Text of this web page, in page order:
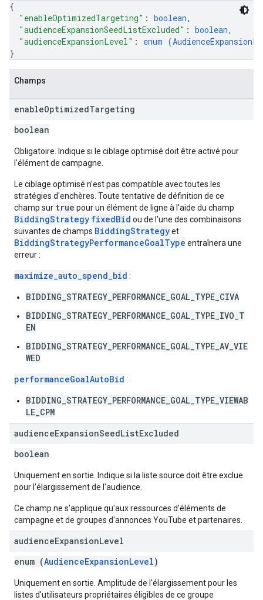
{
"enableOptimizedTargeting" : boolean,
"audienceExpansionSeedListExcluded" : boolean,
"audienceExpansionLevel" : enum (
}
Champs
enableOptimizedTargeting
boolean
Obligatoire. Indique si le ciblage optimisé doit être activé pour
l'élément de campagne.
Le ciblage optimisé n'est pas compatible avec toutes les
stratégies d'enchères. Toute tentative de définition de ce
champ sur true pour un élément de ligne à l'aide du champ
BiddingStrategy fixedBid ou de l'une des combinaisons
suivantes de champs BiddingStrategyet
BiddingStrategyPerformanceGoalType entraînera une
erreur :
maximize_auto_spend_bid :
BIDDING_STRATEGY_PERFORMANCE_GOAL_TYPE_CIVA
BIDDING_STRATEGY_PERFORMANCE_GOAL_TYPE_IVO_T
EN
BIDDING_STRATEGY_PERFORMANCE_GOAL_TYPE_AV_VIE
WED
performanceGoalAutoBid :
BIDDING_STRATEGY_PERFORMANCE_GOAL_TYPE_VIEWAB
LE_CPM
audienceExpansionSeedListExcluded
boolean
Uniquement en sortie. Indique si la liste source doit être exclue
pour l'élargissement de l'audience.
Ce champ ne s'applique qu'aux ressources d'éléments de
campagne et de groupes d'annonces YouTube et partenaires.
audienceExpansionLevel
enum (AudienceExpansionLevel)
Uniquement en sortie. Amplitude de l'élargissement pour les
listes d'utilisateurs propriétaires éligibles de ce groupe